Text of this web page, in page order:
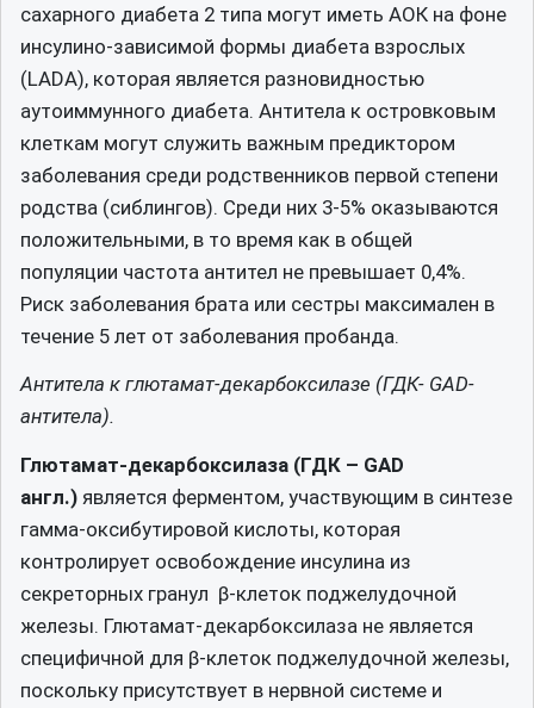
сахарного диабета 2 типа могут иметь АОК на фоне
инсулино-зависимой формы диабета взрослых
(LADA), которая является разновидностью
аутоиммунного диабета. Антитела к островковым
клеткам могут служить важным предиктором
заболевания среди родственников первой степени
родства (сиблингов). Среди них 3-5% оказываются
положительными, в то время как в общей
популяции частота антител не превышает 0,4%.
Риск заболевания брата или сестры максимален в
течение 5 лет от заболевания пробанда.
Антитела к глютамат-декарбоксилазе (ГДК- GAD-
антитела).
Глютамат-декарбоксилаза (ГДК – GAD
англ.) является ферментом, участвующим в синтезе
гамма-оксибутировой кислоты, которая
контролирует освобождение инсулина из
секреторных гранул β-клеток поджелудочной
железы. Глютамат-декарбоксилаза не является
специфичной для β-клеток поджелудочной железы,
поскольку присутствует в нервной системе и